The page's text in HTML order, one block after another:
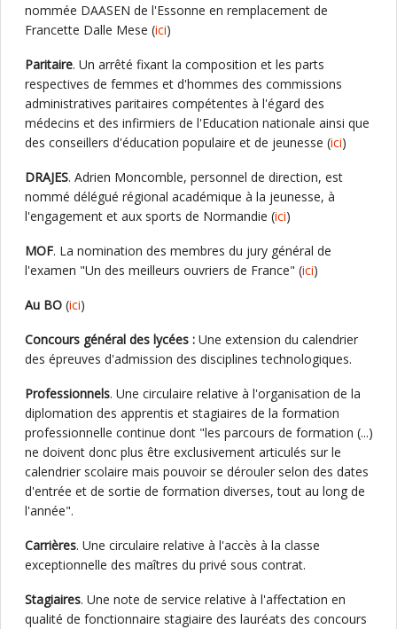
nommée DAASEN de l'Essonne en remplacement de
Francette Dalle Mese (ici)
Paritaire. Un arrêté fixant la composition et les parts
respectives de femmes et d'hommes des commissions
administratives paritaires compétentes à l'égard des
médecins et des infirmiers de l'Education nationale ainsi que
des conseillers d'éducation populaire et de jeunesse (ici)
DRAJES. Adrien Moncomble, personnel de direction, est
nommé délégué régional académique à la jeunesse, à
l'engagement et aux sports de Normandie (ici)
MOF. La nomination des membres du jury général de
l'examen "Un des meilleurs ouvriers de France" (ici)
Au BO (ici)
Concours général des lycées : Une extension du calendrier
des épreuves d'admission des disciplines technologiques.
Professionnels. Une circulaire relative à l'organisation de la
diplomation des apprentis et stagiaires de la formation
professionnelle continue dont "les parcours de formation (...)
ne doivent donc plus être exclusivement articulés sur le
calendrier scolaire mais pouvoir se dérouler selon des dates
d'entrée et de sortie de formation diverses, tout au long de
l'année".
Carrières. Une circulaire relative à l'accès à la classe
exceptionnelle des maîtres du privé sous contrat.
Stagiaires. Une note de service relative à l'affectation en
qualité de fonctionnaire stagiaire des lauréats des concours